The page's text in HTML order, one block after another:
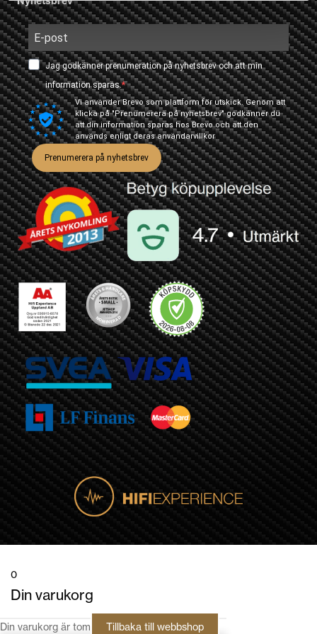
Jag godkänner prenumeration på nyhetsbrev och att min
information sparas.
Vi använder Brevo som plattform för utskick. Genom att
klicka på "Prenumerera på nyhetsbrev" godkänner du
att din information sparas hos Brevo och att den
används enligt derasanvändarvillkor
Prenumerera på nyhetsbrev
0
Din varukorg
Din varukorg är tom Tillbaka till webbshop